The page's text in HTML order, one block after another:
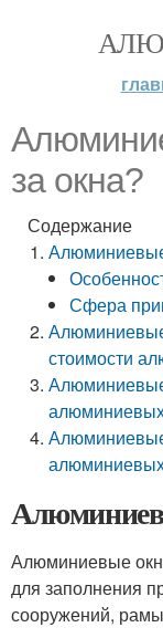
за окна?
Содержание
Сфера
Алюминиевые
стоимости
Алюминиевые
для заполнения
сооружений,